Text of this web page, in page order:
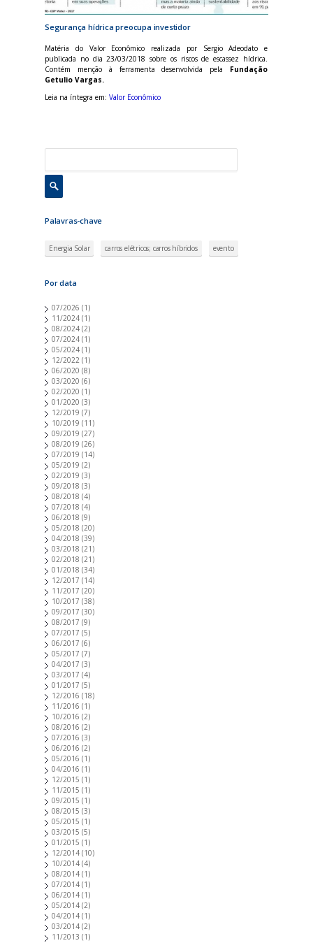
Segurança hídrica preocupa investidor
Matéria do Valor Econômico realizada por Sergio Adeodato e
publicada no dia 23/03/2018 sobre os riscos de escassez hídrica.
Contém menção à ferramenta desenvolvida pela Fundação
Getulio Vargas.
Leia na íntegra em: Valor Econômico
Palavras-chave
Energia Solar carros elétricos; carros híbridos evento
Por data
07/2026 (1)
11/2024 (1)
08/2024 (2)
07/2024 (1)
05/2024 (1)
12/2022 (1)
06/2020 (8)
03/2020 (6)
02/2020 (1)
01/2020 (3)
12/2019 (7)
10/2019 (11)
09/2019 (27)
08/2019 (26)
07/2019 (14)
05/2019 (2)
02/2019 (3)
09/2018 (3)
08/2018 (4)
07/2018 (4)
06/2018 (9)
05/2018 (20)
04/2018 (39)
03/2018 (21)
02/2018 (21)
01/2018 (34)
12/2017 (14)
11/2017 (20)
10/2017 (38)
09/2017 (30)
08/2017 (9)
07/2017 (5)
06/2017 (6)
05/2017 (7)
04/2017 (3)
03/2017 (4)
01/2017 (5)
12/2016 (18)
11/2016 (1)
10/2016 (2)
08/2016 (2)
07/2016 (3)
06/2016 (2)
05/2016 (1)
04/2016 (1)
12/2015 (1)
11/2015 (1)
09/2015 (1)
08/2015 (3)
05/2015 (1)
03/2015 (5)
01/2015 (1)
12/2014 (10)
10/2014 (4)
08/2014 (1)
07/2014 (1)
06/2014 (1)
05/2014 (2)
04/2014 (1)
03/2014 (2)
11/2013 (1)